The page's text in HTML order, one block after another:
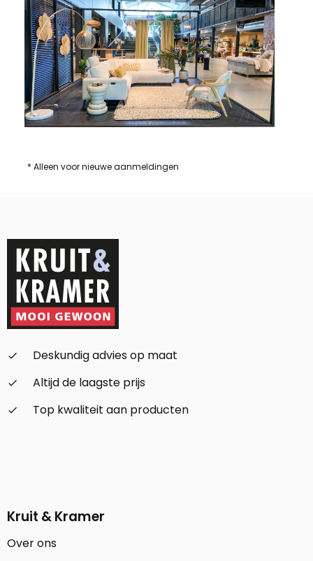
* Alleen voor nieuwe aanmeldingen
check_small
Deskundig advies op maat
check_small
Altijd de laagste prijs
check_small
Top kwaliteit aan producten
Kruit & Kramer
Over ons